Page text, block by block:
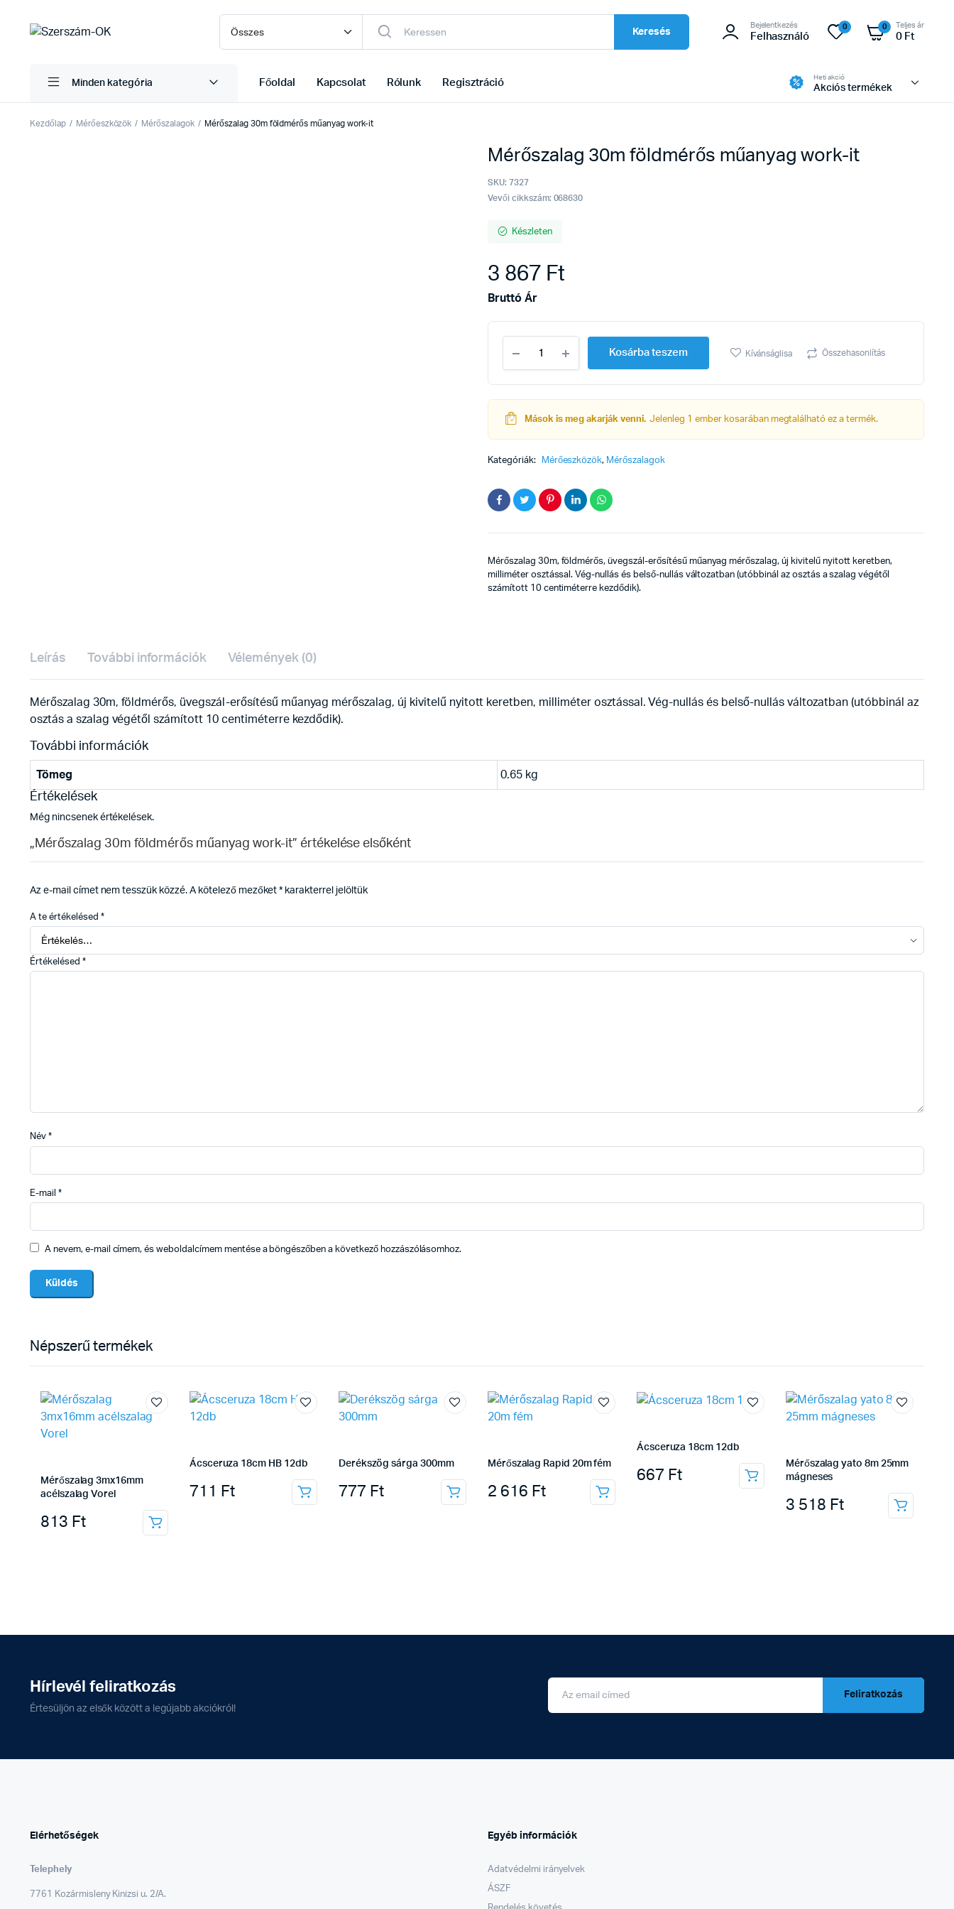
Keresés
Bejelentkezés
Felhasználó
0 0 Teljes ár
0 Ft
Minden kategória Főoldal Kapcsolat Rólunk Regisztráció
Heti akció
Akciós termékek
Kezdőlap Mérőeszközök Mérőszalagok Mérőszalag 30m földmérős műanyag work-it
Mérőszalag 30m földmérős műanyag work-it
SKU: 7327
Vevői cikkszám: 068630
Készleten
3 867 Ft
Bruttó Ár
30m
földmérős
műanyag
quantity
Kosárba teszem Kívánságlisa Összehasonlítás
Mások is meg akarják venni. Jelenleg 1 ember kosarában megtalálható ez a termék.
Kategóriák: Mérőeszközök, Mérőszalagok
Mérőszalag 30m, földmérős, üvegszál-erősítésű műanyag mérőszalag, új kivitelű nyitott keretben,
milliméter osztással. Vég-nullás és belső-nullás változatban (utóbbinál az osztás a szalag végétől
számított 10 centiméterre kezdődik).
Leírás További információk Vélemények (0)
Mérőszalag 30m, földmérős, üvegszál-erősítésű műanyag mérőszalag, új kivitelű nyitott keretben, milliméter osztással. Vég-nullás és belső-nullás változatban (utóbbinál az
osztás a szalag végétől számított 10 centiméterre kezdődik).
További információk
Tömeg 0.65 kg
Értékelések
Még nincsenek értékelések.
„Mérőszalag 30m földmérős műanyag work-it” értékelése elsőként
Az e-mail címet nem tesszük közzé. A kötelező mezőket* karakterrel jelöltük
A te értékelésed *
Értékelésed *
Név *
E-mail *
A nevem, e-mail címem, és weboldalcímem mentése a böngészőben a következő hozzászólásomhoz.
Népszerű termékek
Mérőszalag 3mx16mm
acélszalag Vorel
813 Ft
Ácsceruza 18cm HB 12db
711 Ft
Derékszög sárga 300mm
777 Ft
Mérőszalag Rapid 20m fém
2 616 Ft
Ácsceruza 18cm 12db
667 Ft
Mérőszalag yato 8m 25mm
mágneses
3 518 Ft
Hírlevél feliratkozás
Értesüljön az elsők között a legújabb akciókról!
Feliratkozás
Elérhetőségek
Telephely
7761 Kozármisleny Kinizsi u. 2/A.
Egyéb információk
Adatvédelmi irányelvek
ÁSZF